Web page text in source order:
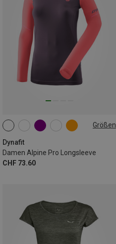
Größen
Dynafit
Damen Alpine Pro Longsleeve
CHF 73.60
XS M